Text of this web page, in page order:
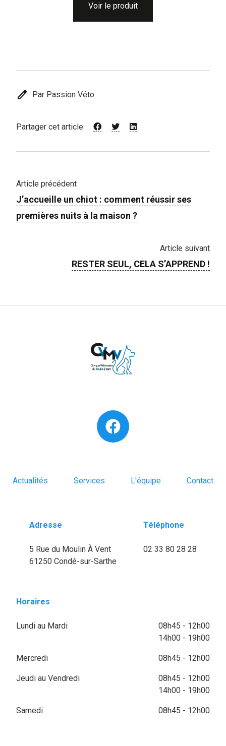
Voir le produit
edit Par Passion Véto
Partager cet article
Article précédent
J’accueille un chiot : comment réussir ses
premières nuits à la maison ?
Article suivant
RESTER SEUL, CELA S’APPREND !
Actualités Services L'équipe Contact
Adresse
5 Rue du Moulin À Vent
61250 Condé-sur-Sarthe
Téléphone
02 33 80 28 28
Horaires
Lundi au Mardi
08h45 - 12h00
14h00 - 19h00
Mercredi 08h45 - 12h00
Jeudi au Vendredi
08h45 - 12h00
14h00 - 19h00
Samedi 08h45 - 12h00